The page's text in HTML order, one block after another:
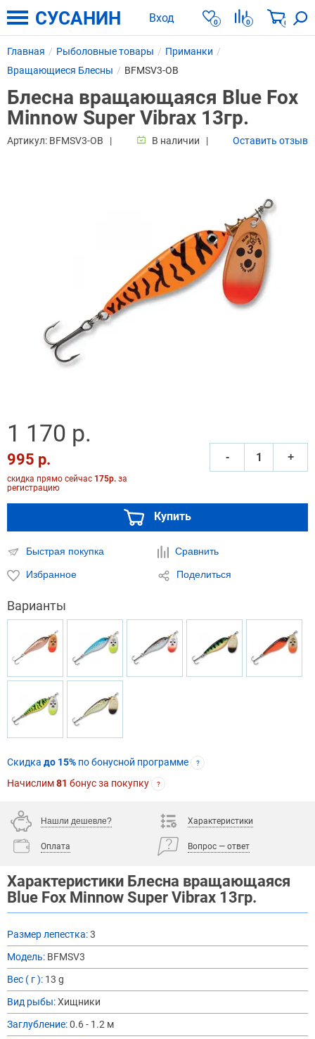
Вход 0 0 0
СУСАНИН
Главная Рыболовные товары
Приманки
Вращающиеся Блесны
BFMSV3-OB
Блесна вращающаяся Blue Fox
Minnow Super Vibrax 13гр.
Артикул: BFMSV3-OB В наличии Оставить отзыв
1 170 р.
995 р.
скидка прямо сейчас 175р. за
регистрацию
‐ +
Купить
Быстрая покупка Сравнить
Избранное Поделиться
Варианты
Скидка до 15% по бонусной программе ?
Начислим81 бонус за покупку ?
Нашли дешевле? Характеристики
Оплата Вопрос — ответ
Характеристики Блесна вращающаяся
Blue Fox Minnow Super Vibrax 13гр.
Размер лепестка:3
Модель: BFMSV3
Вес ( г ): 13 g
Вид рыбы:Хищники
Заглубление:0.6 - 1.2 м